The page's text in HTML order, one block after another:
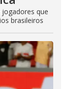
que
brasileiros